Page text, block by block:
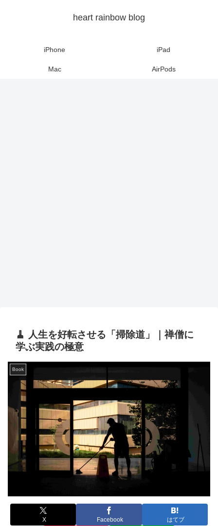
heart rainbow blog
iPhone iPad
Mac AirPods
🧹 人生を好転させる「掃除道」｜禅僧に
学ぶ実践の極意
Book
X Facebook はてブ